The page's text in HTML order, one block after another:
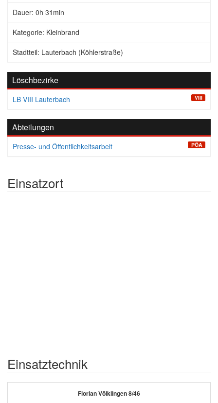
Dauer: 0h 31min
Kategorie: Kleinbrand
Stadtteil: Lauterbach (Köhlerstraße)
Löschbezirke
LB VIII Lauterbach VIII
Abteilungen
Presse- und Öffentlichkeitsarbeit PÖA
Einsatzort
Einsatztechnik
Florian Völklingen 8/46